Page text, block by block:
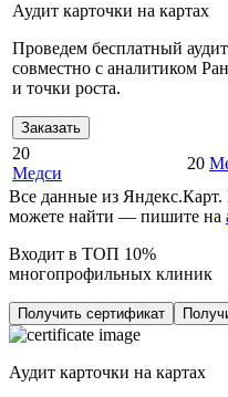
Аудит карточки на картах
Проведем бесплатный
совместно с аналитиком
и точки роста.
Заказать
20
Медси
20
Все данные из Яндекс.Карт.
можете найти — пишите на
Входит в ТОП 10%
многопрофильных клиник
Получить сертификат
Аудит карточки на картах